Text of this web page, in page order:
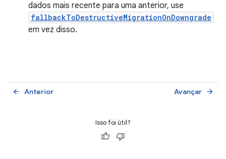
dados mais recente para uma anterior, use
fallbackToDestructiveMigrationOnDowngrade
em vez disso.
Anterior
arrow_back Avançar arrow_forward
Isso foi útil?